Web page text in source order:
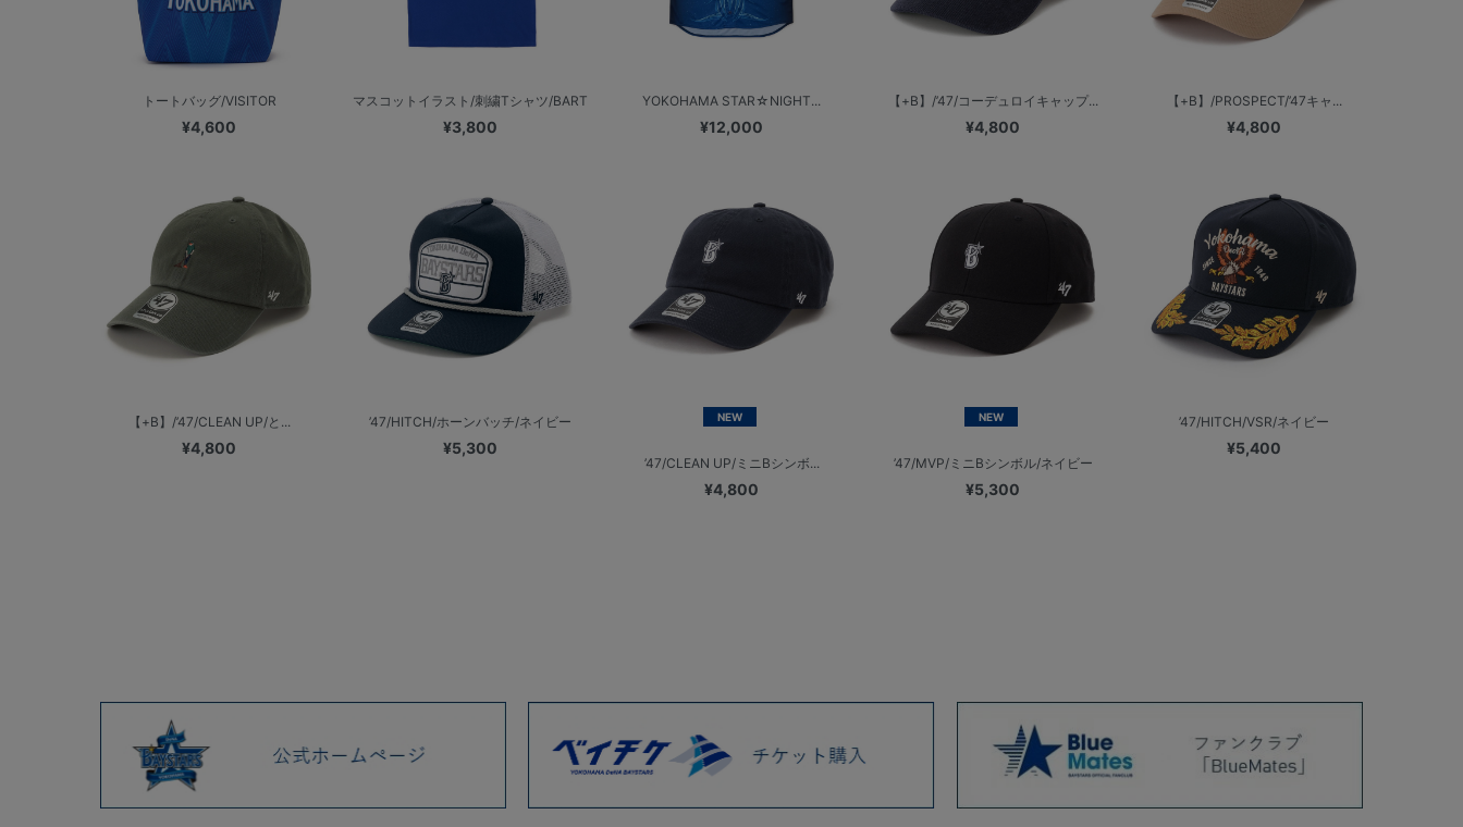
トートバッグ/VISITOR
¥4,600
マスコットイラスト/刺繍Tシャツ/BART
¥3,800
YOKOHAMA STAR☆NIGHT...
¥12,000
【+B】/’47/コーデュロイキャップ...
¥4,800
【+B】/PROSPECT/’47キャ...
¥4,800
【+B】/’47/CLEAN UP/と...
¥4,800
’47/HITCH/ホーンバッチ/ネイビー
¥5,300
NEW
’47/CLEAN UP/ミニBシンボ...
¥4,800
NEW
’47/MVP/ミニBシンボル/ネイビー
¥5,300
’47/HITCH/VSR/ネイビー
¥5,400